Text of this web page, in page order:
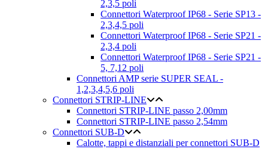
2,3,5 poli
Connettori Waterproof IP68 - Serie SP13 -
2,3,4,5 poli
Connettori Waterproof IP68 - Serie SP21 -
2,3,4 poli
Connettori Waterproof IP68 - Serie SP21 -
5, 7,12 poli
Connettori AMP serie SUPER SEAL -
1,2,3,4,5,6 poli
Connettori STRIP-LINE
Connettori STRIP-LINE passo 2,00mm
Connettori STRIP-LINE passo 2,54mm
Connettori SUB-D
Calotte, tappi e distanziali per connettori SUB-D